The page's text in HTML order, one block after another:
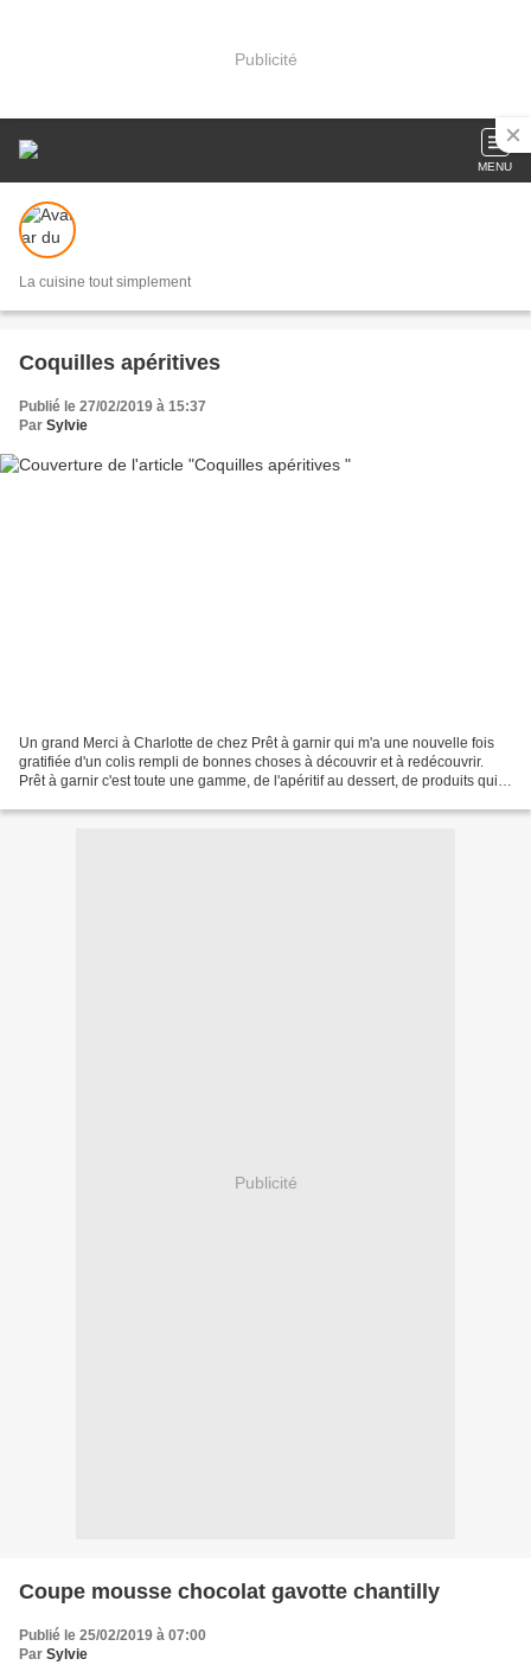
Publicité
MENU
La cuisine tout simplement
Coquilles apéritives
Publié le 27/02/2019 à 15:37
Par Sylvie
Un grand Merci à Charlotte de chez Prêt à garnir qui m'a une nouvelle fois
gratifiée d'un colis rempli de bonnes choses à découvrir et à redécouvrir.
Prêt à garnir c'est toute une gamme, de l'apéritif au dessert, de produits qui
Publicité
Coupe mousse chocolat gavotte chantilly
Publié le 25/02/2019 à 07:00
Par Sylvie